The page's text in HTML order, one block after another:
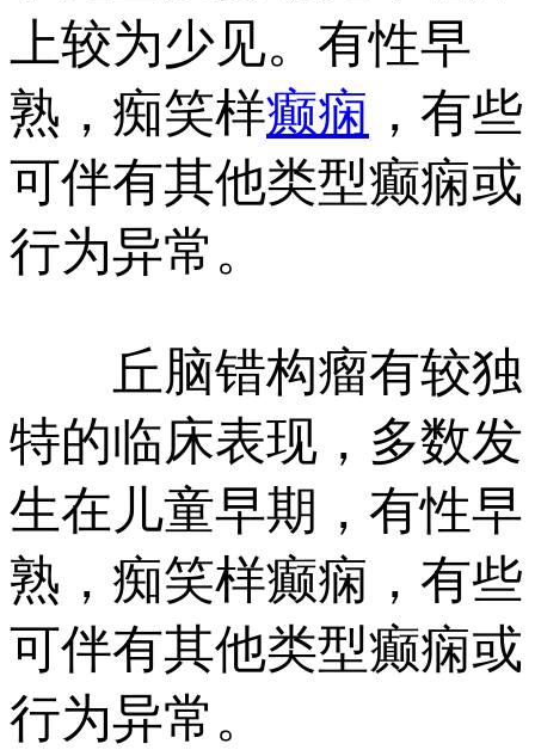
上较为少见。有性早
熟，痴笑样癫痫 ，有些
可伴有其他类型癫痫或
行为异常。
丘脑错构瘤有较独
特的临床表现，多数发
生在儿童早期，有性早
熟，痴笑样癫痫，有些
可伴有其他类型癫痫或
行为异常。